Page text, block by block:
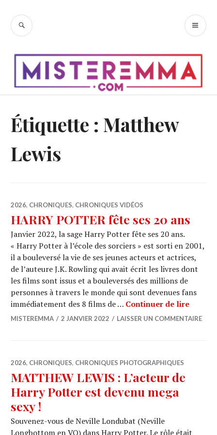
contenu
RECHERCHE
Étiquette : Matthew
Lewis
2026, CHRONIQUES, CHRONIQUES VIDÉOS
HARRY POTTER fête ses 20 ans
Janvier 2022, la sage Harry Potter fête ses 20 ans.
« Harry Potter à l’école des sorciers » est sorti en 2001,
il a bouleversé la vie de ses jeunes acteurs et actrices,
de l’auteure J.K. Rowling qui avait écrit les livres dont
les films sont issus et a bouleversés des millions de
personnes à travers le monde qui sont devenues fans
immédiatement des 8 films de … Continuer de lire
MISTEREMMA 2 JANVIER 2022 LAISSER UN COMMENTAIRE
2026, CHRONIQUES, CHRONIQUES PHOTOGRAPHIQUES
MATTHEW LEWIS : L’acteur de
Harry Potter est devenu mega
sexy !
Souvenez-vous de Neville Londubat (Neville
Longbottom en VO) dans Harry Potter. Le rôle était